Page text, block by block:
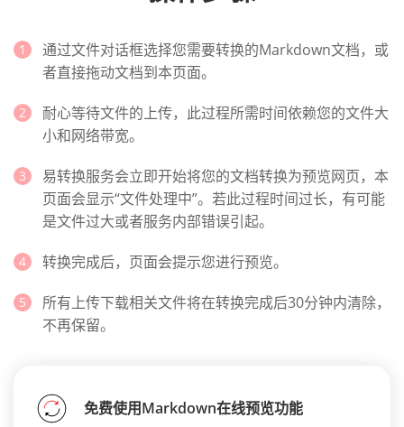
通过文件对话框选择您需要转换的Markdown文档，或
者直接拖动文档到本页面。
耐心等待文件的上传，此过程所需时间依赖您的文件大
小和网络带宽。
易转换服务会立即开始将您的文档转换为预览网页，本
页面会显示“文件处理中”。若此过程时间过长，有可能
是文件过大或者服务内部错误引起。
转换完成后，页面会提示您进行预览。
所有上传下载相关文件将在转换完成后30分钟内清除，
不再保留。
免费使用Markdown在线预览功能